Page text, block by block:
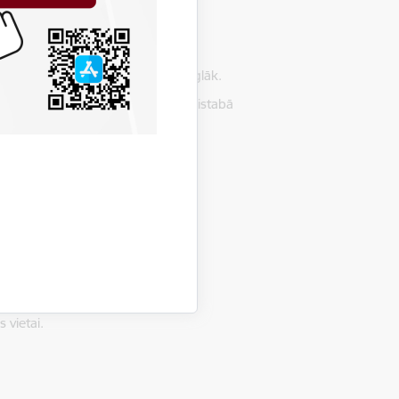
no dūmiem, kas lēnām
filtrēs dūmus un elpot būs vieglāk.
Tādā gadījumā dūmi var iekļūt istabā
logu aiztaisīt.
cilvēki, kuri būtu varējuši
ar kādu priekšmetu, nevis
vietai.